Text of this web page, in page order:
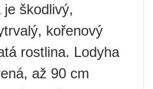
je škodlivý,
kořenový
rostlina. Lodyha
až 90 cm